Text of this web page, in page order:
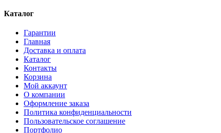
Каталог
Гарантии
Главная
Доставка и оплата
Каталог
Контакты
Корзина
Мой аккаунт
О компании
Оформление заказа
Политика конфиденциальности
Пользовательское соглашение
Портфолио